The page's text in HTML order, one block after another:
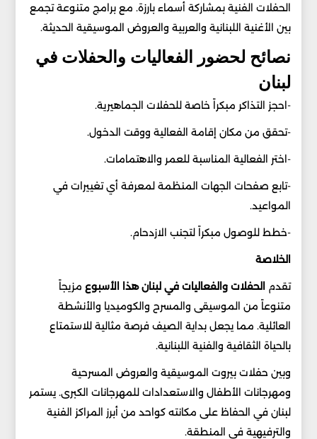
الحفلات الفنية بمشاركة أسماء بارزة. مع برامج متنوعة تجمع
بين الأغنية اللبنانية والعربية والعروض الموسيقية الحديثة.
نصائح لحضور الفعاليات والحفلات في
لبنان
-احجز التذاكر مبكراً خاصة للحفلات الجماهيرية.
-تحقق من مكان إقامة الفعالية ووقت الدخول.
-اختر الفعالية المناسبة للعمر والاهتمامات.
-تابع صفحات الجهات المنظمة لمعرفة أي تغييرات في
المواعيد.
-خطط للوصول مبكراً لتجنب الازدحام.
الخلاصة
تقدم الحفلات والفعاليات في لبنان هذا الأسبوع مزيجاً
متنوعاً من الموسيقى والمسرح والكوميديا والأنشطة
العائلية. مما يجعل بداية الصيف فرصة مثالية للاستمتاع
بالحياة الثقافية والفنية اللبنانية.
وبين حفلات بيروت الموسيقية والعروض المسرحية
ومهرجانات الأطفال والاستعدادات للمهرجانات الكبرى. يستمر
لبنان في الحفاظ على مكانته كواحد من أبرز المراكز الفنية
والترفيهية في المنطقة.